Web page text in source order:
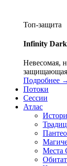
Топ-защита
Infinity
Невесомая,
защищающая
Подробнее
Потоки
Сессии
Атлас
Места